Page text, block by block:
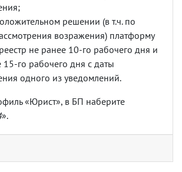
решении (в т.ч. по
возражения) платформу
не ранее 10-го рабочего дня и
15-го рабочего дня с даты
одного из уведомлений.
«Юрист», в БП наберите
».